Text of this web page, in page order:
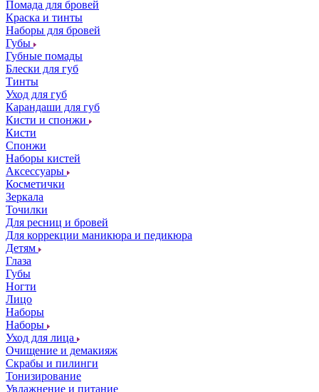
Помада для бровей
Краска и тинты
Наборы для бровей
Губы
Губные помады
Блески для губ
Тинты
Уход для губ
Карандаши для губ
Кисти и спонжи
Кисти
Спонжи
Наборы кистей
Аксессуары
Косметички
Зеркала
Точилки
Для ресниц и бровей
Для коррекции маникюра и педикюра
Детям
Глаза
Губы
Ногти
Лицо
Наборы
Наборы
Уход для лица
Очищение и демакияж
Скрабы и пилинги
Тонизирование
Увлажнение и питание